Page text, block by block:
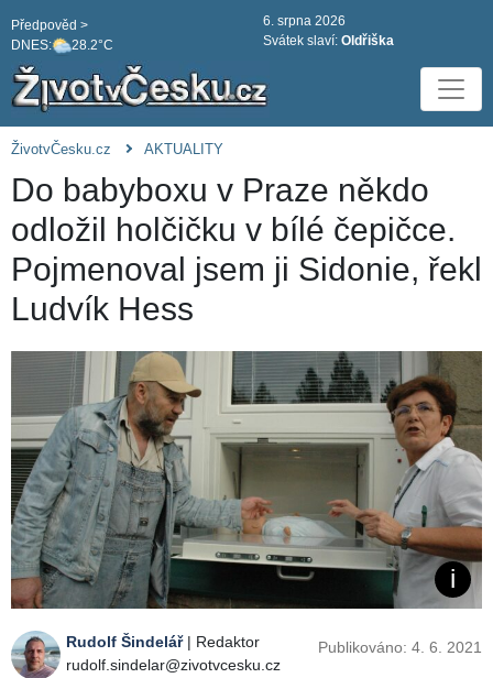
DNES: 28.2°C
Předpověd >
6. srpna 2026
Svátek slaví: Oldřiška
ŽivotvČesku.cz AKTUALITY
Do babyboxu v Praze někdo
odložil holčičku v bílé čepičce.
Pojmenoval jsem ji Sidonie, řekl
Ludvík Hess
Rudolf Šindelář| Redaktor
rudolf.sindelar@zivotvcesku.cz
Publikováno: 4. 6. 2021